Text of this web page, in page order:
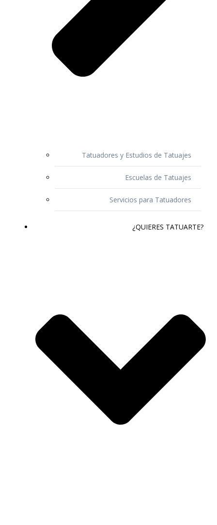
Tatuadores y Estudios de Tatuajes
Escuelas de Tatuajes
Servicios para Tatuadores
¿QUIERES TATUARTE?